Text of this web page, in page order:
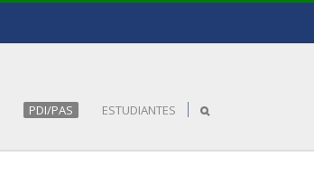
PDI/PAS ESTUDIANTES